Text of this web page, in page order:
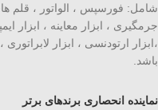
شامل: فورسپس ، الواتور ، قلم
جرمگیری ، ابزار معاینه ، ابزار
،ابزار ارتودنسی ، ابزار
باشد.
نماینده انحصاری برندهای برتر